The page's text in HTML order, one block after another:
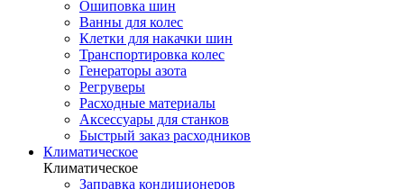
Ошиповка шин
Ванны для колес
Клетки для накачки шин
Транспортировка колес
Генераторы азота
Регруверы
Расходные материалы
Аксессуары для станков
Быстрый заказ расходников
Климатическое
Климатическое
Заправка кондиционеров